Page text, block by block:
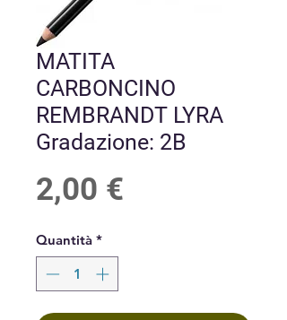
MATITA
CARBONCINO
REMBRANDT LYRA
Gradazione: 2B
2,00 €
Quantità *